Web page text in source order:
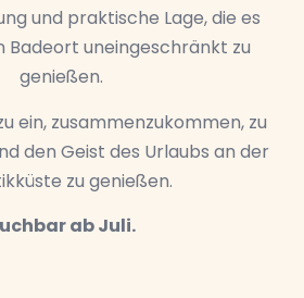
und praktische Lage, die es
Badeort uneingeschränkt zu
genießen.
ein, zusammenzukommen, zu
den Geist des Urlaubs an der
zu genießen.
ab Juli.